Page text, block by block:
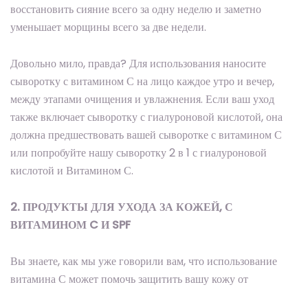
восстановить сияние всего за одну неделю и заметно
уменьшает морщины всего за две недели.
Довольно мило, правда? Для использования наносите
сыворотку с витамином С на лицо каждое утро и вечер,
между этапами очищения и увлажнения. Если ваш уход
также включает сыворотку с гиалуроновой кислотой, она
должна предшествовать вашей сыворотке с витамином С
или попробуйте нашу сыворотку 2 в 1 с гиалуроновой
кислотой и Витамином С.
2. ПРОДУКТЫ ДЛЯ УХОДА ЗА КОЖЕЙ, С
ВИТАМИНОМ C И SPF
Вы знаете, как мы уже говорили вам, что использование
витамина С может помочь защитить вашу кожу от